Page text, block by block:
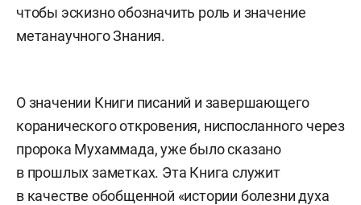
чтобы эскизно обозначить роль и значение
метанаучного Знания.
О значении Книги писаний и завершающего
коранического откровения, ниспосланного через
пророка Мухаммада, уже было сказано
в прошлых заметках. Эта Книга служит
в качестве обобщенной «истории болезни духа